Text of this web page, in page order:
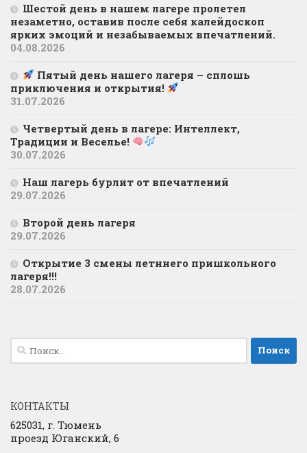
Шестой день в нашем лагере пролетел
незаметно, оставив после себя калейдоскоп
ярких эмоций и незабываемых впечатлений.
04.08.2026
Пятый день нашего лагеря – сплошь
приключения и открытия!
31.07.2026
Четвертый день в лагере: Интеллект,
Традиции и Веселье!
30.07.2026
Наш лагерь бурлит от впечатлений
29.07.2026
Второй день лагеря
29.07.2026
Открытие 3 смены летннего пришкольного
лагеря!!!
28.07.2026
Найти:
КОНТАКТЫ
625031, г. Тюмень
проезд Юганский, 6